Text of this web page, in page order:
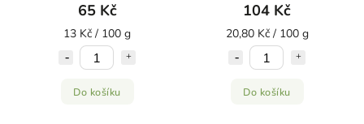
65 Kč
13 Kč / 100 g
Do košíku
104 Kč
20,80 Kč / 100 g
Do košíku